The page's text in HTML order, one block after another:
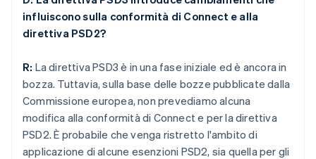
influiscono sulla conformità di Connect e alla
direttiva PSD2?
R: La direttiva PSD3 è in una fase iniziale ed è ancora in
bozza. Tuttavia, sulla base delle bozze pubblicate dalla
Commissione europea, non prevediamo alcuna
modifica alla conformità di Connect e per la direttiva
PSD2. È probabile che venga ristretto l'ambito di
applicazione di alcune esenzioni PSD2, sia quella per gli